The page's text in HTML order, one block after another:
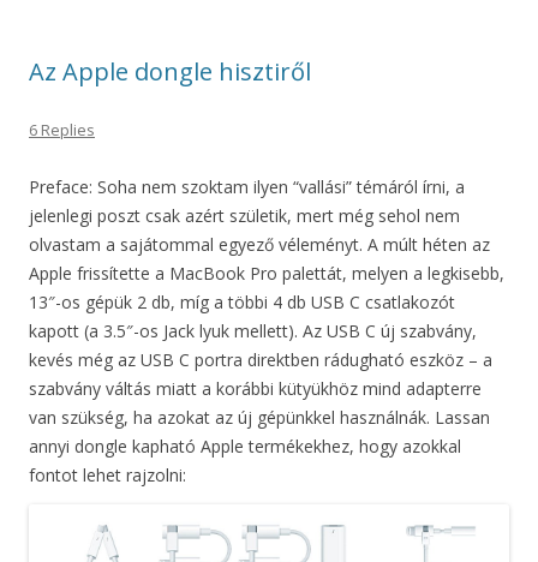
Az Apple dongle hisztiről
6 Replies
Preface: Soha nem szoktam ilyen “vallási” témáról írni, a
jelenlegi poszt csak azért születik, mert még sehol nem
olvastam a sajátommal egyező véleményt. A múlt héten az
Apple frissítette a MacBook Pro palettát, melyen a legkisebb,
13″-os gépük 2 db, míg a többi 4 db USB C csatlakozót
kapott (a 3.5″-os Jack lyuk mellett). Az USB C új szabvány,
kevés még az USB C portra direktben rádugható eszköz – a
szabvány váltás miatt a korábbi kütyükhöz mind adapterre
van szükség, ha azokat az új gépünkkel használnák. Lassan
annyi dongle kapható Apple termékekhez, hogy azokkal
fontot lehet rajzolni: